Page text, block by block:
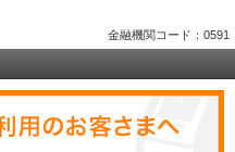
金融機関コード：0591